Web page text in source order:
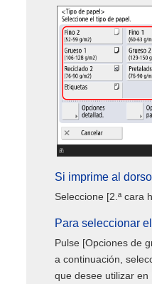
Si imprime al
Seleccione [2.ª cara
Para seleccionar
Pulse [Opciones de
a continuación,
que desee utilizar en